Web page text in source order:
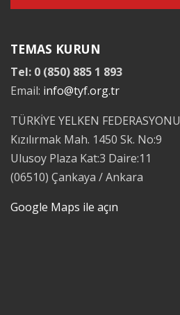
TEMAS KURUN
Tel: 0 (850) 885 1 893
Email: info@tyf.org.tr
TÜRKİYE YELKEN FEDERASYONU
Kızılırmak Mah. 1450 Sk. No:9
Ulusoy Plaza Kat:3 Daire:11
(06510) Çankaya / Ankara
Google Maps ile açın